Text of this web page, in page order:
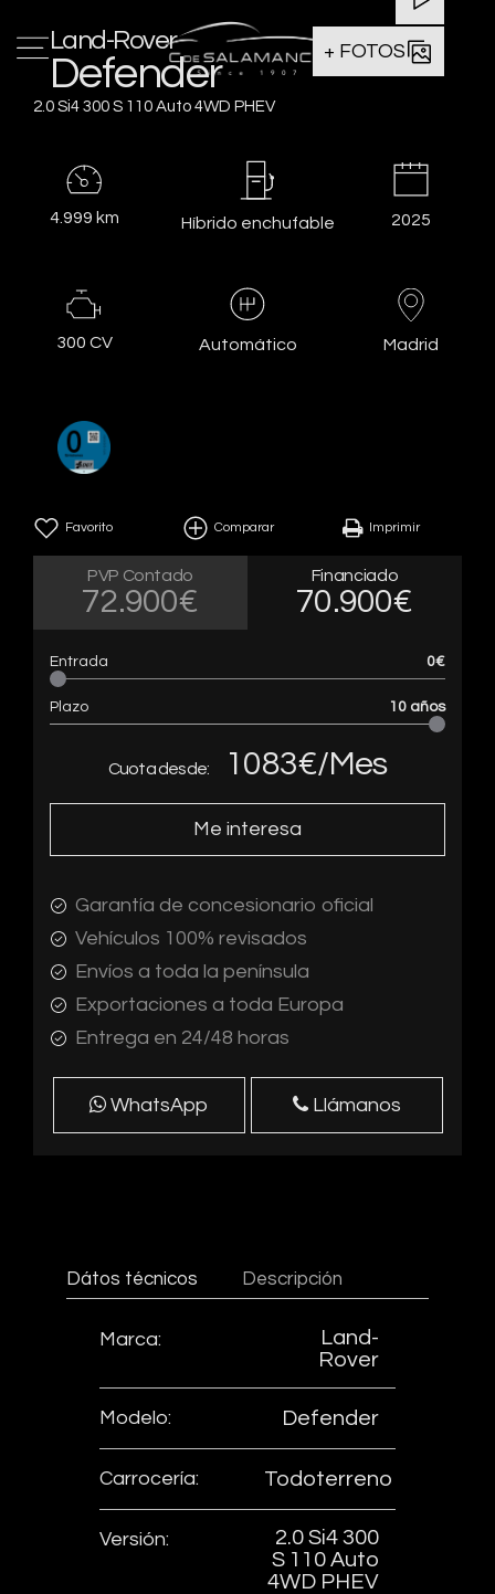
+ FOTOS
Land-Rover
Defender
2.0 Si4 300 S 110 Auto 4WD PHEV
4.999 km Híbrido enchufable 2025
300 CV Automático Madrid
Favorito Comparar Imprimir
PVP Contado
72.900€
Financiado
70.900€
Entrada 0€
Plazo 10 años
Cuota desde: 1083€/Mes
Me interesa
Garantía de concesionario oficial
Vehículos 100% revisados
Envíos a toda la península
Exportaciones a toda Europa
Entrega en 24/48 horas
WhatsApp Llámanos
Dátos técnicos Descripción
Marca:
Land-
Rover
Modelo: Defender
Carrocería: Todoterreno
Versión:
2.0 Si4 300
S 110 Auto
4WD PHEV